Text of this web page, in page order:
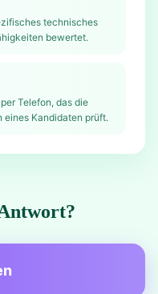
technisches
bewertet.
Telefon, das die
eines Kandidaten prüft.